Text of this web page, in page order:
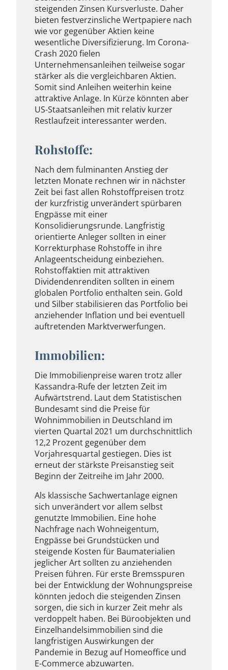
steigenden Zinsen Kursverluste. Daher
bieten festverzinsliche Wertpapiere nach
wie vor gegenüber Aktien keine
wesentliche Diversifizierung. Im Corona-
Crash 2020 fielen
Unternehmensanleihen teilweise sogar
stärker als die vergleichbaren Aktien.
Somit sind Anleihen weiterhin keine
attraktive Anlage. In Kürze könnten aber
US-Staatsanleihen mit relativ kurzer
Restlaufzeit interessanter werden.
Rohstoffe:
Nach dem fulminanten Anstieg der
letzten Monate rechnen wir in nächster
Zeit bei fast allen Rohstoffpreisen trotz
der kurzfristig unverändert spürbaren
Engpässe mit einer
Konsolidierungsrunde. Langfristig
orientierte Anleger sollten in einer
Korrekturphase Rohstoffe in ihre
Anlageentscheidung einbeziehen.
Rohstoffaktien mit attraktiven
Dividendenrenditen sollten in einem
globalen Portfolio enthalten sein. Gold
und Silber stabilisieren das Portfolio bei
anziehender Inflation und bei eventuell
auftretenden Marktverwerfungen.
Immobilien:
Die Immobilienpreise waren trotz aller
Kassandra-Rufe der letzten Zeit im
Aufwärtstrend. Laut dem Statistischen
Bundesamt sind die Preise für
Wohnimmobilien in Deutschland im
vierten Quartal 2021 um durchschnittlich
12,2 Prozent gegenüber dem
Vorjahresquartal gestiegen. Dies ist
erneut der stärkste Preisanstieg seit
Beginn der Zeitreihe im Jahr 2000.
Als klassische Sachwertanlage eignen
sich unverändert vor allem selbst
genutzte Immobilien. Eine hohe
Nachfrage nach Wohneigentum,
Engpässe bei Grundstücken und
steigende Kosten für Baumaterialien
jeglicher Art sollten zu anziehenden
Preisen führen. Für erste Bremsspuren
bei der Entwicklung der Wohnungspreise
könnten jedoch die steigenden Zinsen
sorgen, die sich in kurzer Zeit mehr als
verdoppelt haben. Bei Büroobjekten und
Einzelhandelsimmobilien sind die
langfristigen Auswirkungen der
Pandemie in Bezug auf Homeoffice und
E-Commerce abzuwarten.